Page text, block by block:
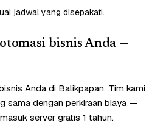
jadwal yang disepakati.
bisnis Anda —
Anda di Balikpapan. Tim kami
sama dengan perkiraan biaya —
server gratis 1 tahun.